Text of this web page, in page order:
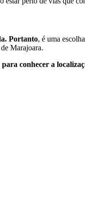
Portanto, é uma
Marajoara.
conhecer a